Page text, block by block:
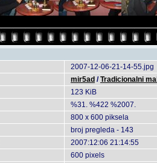
2007-12-06-21-14-55.jpg
mir5ad /Tradicionalni
123 KiB
%31. %422 %2007.
800 x 600 piksela
broj pregleda - 143
2007:12:06 21:14:55
600 pixels